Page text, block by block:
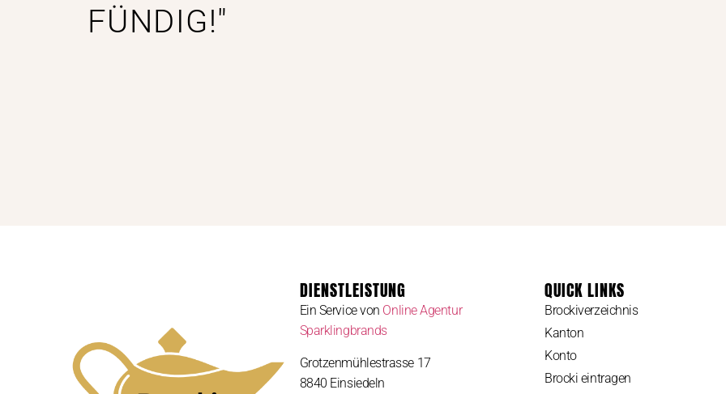
FÜNDIG!"
DIENSTLEISTUNG
Ein Service von Online Agentur
Sparklingbrands
Grotzenmühlestrasse 17
8840 Einsiedeln
QUICK LINKS
Brockiverzeichnis
Kanton
Konto
Brocki eintragen